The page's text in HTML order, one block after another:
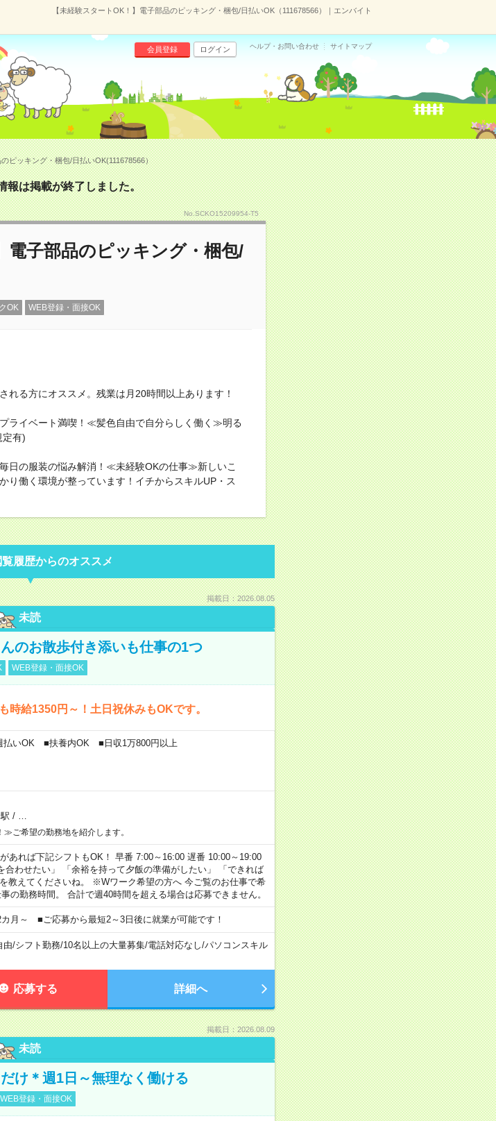
【未経験スタートOK！】電子部品のピッキング・梱包/日払いOK（111678566）｜エンバイト
会員登録 ログイン ヘルプ・お問い合わせ サイトマップ
ピッキング・梱包/日払いOK(111678566）
報は掲載が終了しました。
No.SCKO15209954-T5
電子部品のピッキング・梱包/
OK WEB登録・面接OK
る方にオススメ。残業は月20時間以上あります！
ライベート満喫！≪髪色自由で自分らしく働く≫明る
定有)
日の服装の悩み解消！≪未経験OKの仕事≫新しいこ
り働く環境が整っています！イチからスキルUP・ス
履歴からのオススメ
掲載日：2026.08.05
未読
のお散歩付き添いも仕事の1つ
WEB登録・面接OK
給1350円～！土日祝休みもOKです。
払いOK ■扶養内OK ■日収1万800円以上
/
ご希望の勤務地を紹介します。
あれば下記シフトもOK！ 早番 7:00～16:00 遅番 10:00～19:00
合わせたい」 「余裕を持って夕飯の準備がしたい」 「できれば
教えてくださいね。 ※Wワーク希望の方へ 今ご覧のお仕事で希
の勤務時間。 合計で週40時間を超える場合は応募できません。
カ月～ ■ご応募から最短2～3日後に就業が可能です！
由/シフト勤務/10名以上の大量募集/電話対応なし/パソコンスキル
応募する 詳細へ
掲載日：2026.08.09
未読
け＊週1日～無理なく働ける
WEB登録・面接OK